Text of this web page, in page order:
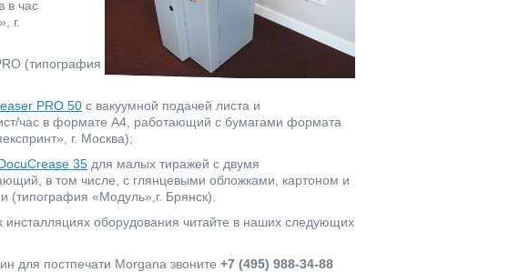
в час
г.
(типография
PRO 50 с вакуумной подачей листа и
час в формате A4, работающий с бумагами формата
г. Москва);
35 для малых тиражей c двумя
в том числе, с глянцевыми обложками, картоном и
(типография «Модуль»,г. Брянск).
инсталляциях оборудования читайте в наших следующих
для постпечати Morgana звоните +7 (495) 988-34-88